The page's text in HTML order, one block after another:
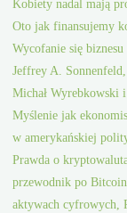
Kobiety nadal mają
Oto jak finansujemy
Wycofanie się biznesu
Jeffrey A.
Michał Wyrebkowski
Myślenie jak
w amerykańskiej
Prawda o
przewodnik po
aktywach cyfrowych,